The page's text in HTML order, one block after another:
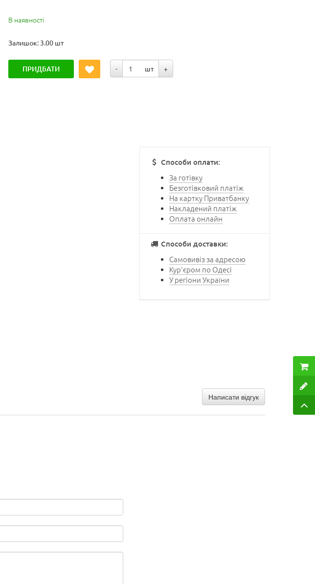
В наявності
Залишок: 3.00 шт
ПРИДБАТИ - шт +
Способи оплати:
За готівку
Безготівковий платіж
На картку Приватбанку
Накладений платіж
Оплата онлайн
Способи доставки:
Самовивіз за адресою
Кур'єром по Одесі
У регіони України
Написати відгук